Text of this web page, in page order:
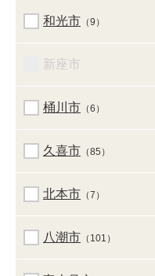
和光市 （9）
新座市
桶川市 （6）
久喜市 （85）
北本市 （7）
八潮市 （101）